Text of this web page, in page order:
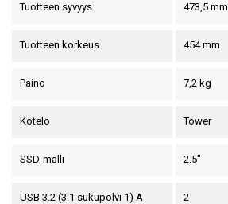
Tuotteen syvyys 473,5 mm
Tuotteen korkeus 454 mm
Paino 7,2 kg
Kotelo Tower
SSD-malli 2.5"
USB 3.2 (3.1 sukupolvi 1) A-
2